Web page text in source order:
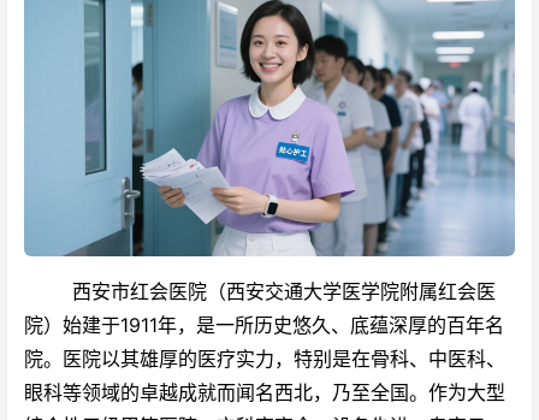
西安市红会医院（西安交通大学医学院附属红会医
院）始建于1911年，是一所历史悠久、底蕴深厚的百年名
院。医院以其雄厚的医疗实力，特别是在骨科、中医科、
眼科等领域的卓越成就而闻名西北，乃至全国。作为大型